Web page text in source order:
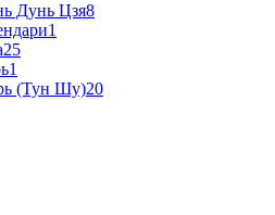
Дунь Цзя8
1
25
1
(Тун Шу)20